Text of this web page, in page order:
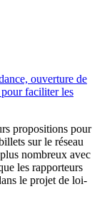
ouverture de
faciliter les
propositions pour
sur le réseau
nombreux avec
les rapporteurs
le projet de loi-